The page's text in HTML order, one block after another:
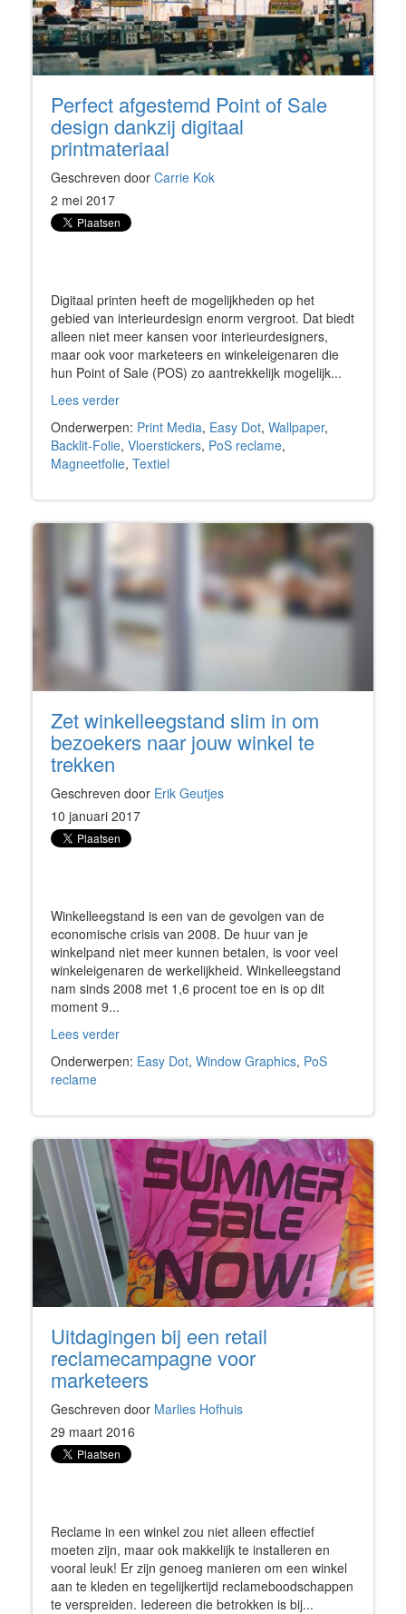
Perfect afgestemd Point of Sale
design dankzij digitaal
printmateriaal
Geschreven door Carrie Kok
2 mei 2017
Digitaal printen heeft de mogelijkheden op het
gebied van interieurdesign enorm vergroot. Dat biedt
alleen niet meer kansen voor interieurdesigners,
maar ook voor marketeers en winkeleigenaren die
hun Point of Sale (POS) zo aantrekkelijk mogelijk...
Lees verder
Onderwerpen: Print Media, Easy Dot, Wallpaper,
Backlit-Folie, Vloerstickers, PoS reclame,
Magneetfolie, Textiel
Zet winkelleegstand slim in om
bezoekers naar jouw winkel te
trekken
Geschreven door Erik Geutjes
10 januari 2017
Winkelleegstand is een van de gevolgen van de
economische crisis van 2008. De huur van je
winkelpand niet meer kunnen betalen, is voor veel
winkeleigenaren de werkelijkheid. Winkelleegstand
nam sinds 2008 met 1,6 procent toe en is op dit
moment 9...
Lees verder
Onderwerpen: Easy Dot, Window Graphics, PoS
reclame
Uitdagingen bij een retail
reclamecampagne voor
marketeers
Geschreven door Marlies Hofhuis
29 maart 2016
Reclame in een winkel zou niet alleen effectief
moeten zijn, maar ook makkelijk te installeren en
vooral leuk! Er zijn genoeg manieren om een winkel
aan te kleden en tegelijkertijd reclameboodschappen
te verspreiden. Iedereen die betrokken is bij...